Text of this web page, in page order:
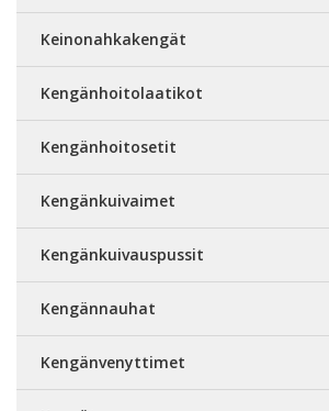
Keinonahkakengät
Kengänhoitolaatikot
Kengänhoitosetit
Kengänkuivaimet
Kengänkuivauspussit
Kengännauhat
Kengänvenyttimet